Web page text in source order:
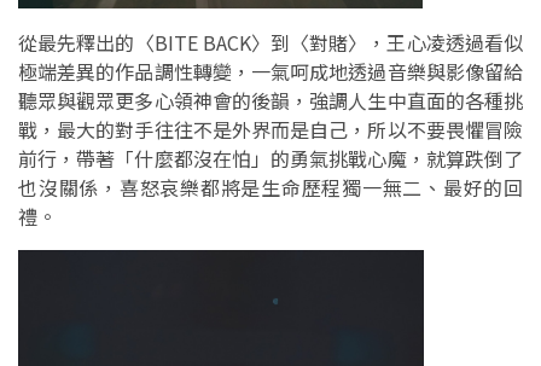
從最先釋出的〈BITE BACK〉到〈對賭〉，王心凌透過看似
極端差異的作品調性轉變，一氣呵成地透過音樂與影像留給
聽眾與觀眾更多心領神會的後韻，強調人生中直面的各種挑
戰，最大的對手往往不是外界而是自己，所以不要畏懼冒險
前行，帶著「什麼都沒在怕」的勇氣挑戰心魔，就算跌倒了
也沒關係，喜怒哀樂都將是生命歷程獨一無二、最好的回
禮。